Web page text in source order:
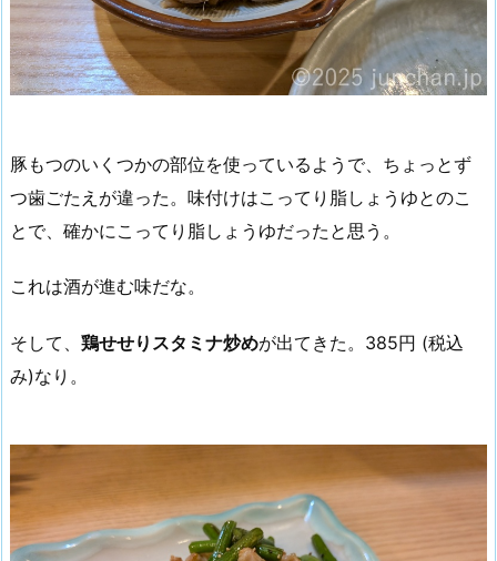
豚もつのいくつかの部位を使っているようで、ちょっとず
つ歯ごたえが違った。味付けはこってり脂しょうゆとのこ
とで、確かにこってり脂しょうゆだったと思う。
これは酒が進む味だな。
そして、 鶏せせりスタミナ炒めが出てきた。385円 (税込
み)なり。